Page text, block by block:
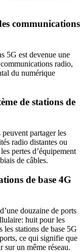
communications
5G est devenue une
radio,
du numérique
de stations de
peuvent partager les
radio distantes ou
pertes d’équipement
de câbles.
de base 4G
douzaine de ports
huit pour les
les stations de base 5G
ce qui signifie que
sur un même réseau.